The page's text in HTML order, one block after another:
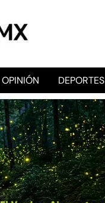
OPINIÓN DEPORTES